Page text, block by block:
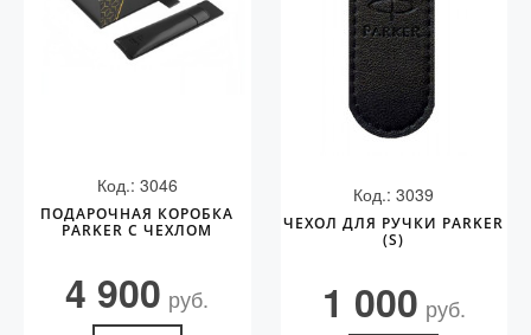
Код.: 3046
ПОДАРОЧНАЯ КОРОБКА
PARKER С ЧЕХЛОМ
4 900 руб.
Код.: 3039
ЧЕХОЛ ДЛЯ РУЧКИ PARKER
(S)
1 000 руб.